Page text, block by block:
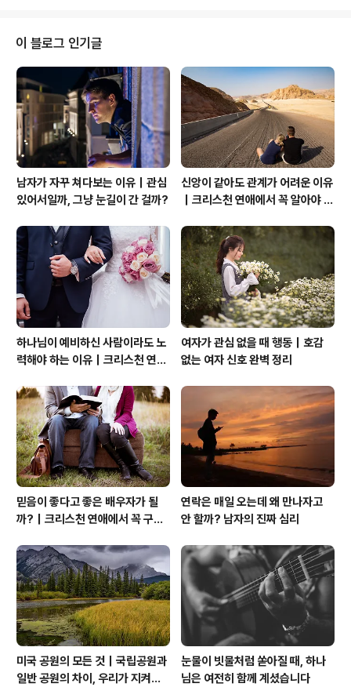
요한 것이 아니다. 감사한 그 마음이 넘쳐서 이렇게 데이트
를 하면서 둘만의 시간을 보냈다. 세상은 유혹 덩어리로 가
득하다. 내가 각성하지 않고 살면 세상의 노예가 되어 살아
가게 된다. 하나님... 이 마음에 오로지 주님의 영광을 나타
나게 하소서. 처음으로 내가 만화책 선물을 했다. 스파이더
맨 책이 굉장하다. 가..
이 블로그 인기글
남자가 자꾸 쳐다보는 이유｜관심
있어서일까, 그냥 눈길이 간 걸까?
신앙이 같아도 관계가 어려운 이유
｜크리스천 연애에서 꼭 알아야 할
하나님이 예비하신 사람이라도 노
력해야 하는 이유｜크리스천 연애
여자가 관심 없을 때 행동｜호감
없는 여자 신호 완벽 정리
믿음이 좋다고 좋은 배우자가 될
까?｜크리스천 연애에서 꼭 구별
연락은 매일 오는데 왜 만나자고
안 할까? 남자의 진짜 심리
미국 공원의 모든 것｜국립공원과
일반 공원의 차이, 우리가 지켜야
눈물이 빗물처럼 쏟아질 때, 하나
님은 여전히 함께 계셨습니다